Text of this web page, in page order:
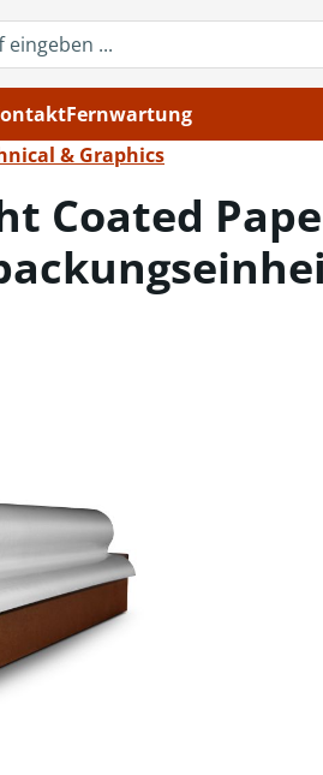
Fernwartung
& Graphics
Coated